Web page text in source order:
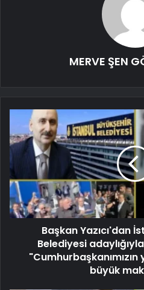
MERVE ŞEN
Başkan Yazıcı'dan
Belediyesi
büyük